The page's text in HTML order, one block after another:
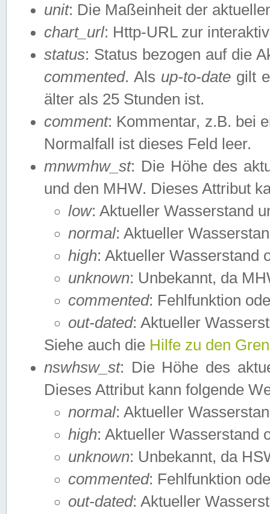
unit: Die Maßeinheit der
chart_url: Http-URL zur
status: Status bezogen auf die
commented. Als up-to-date gilt
älter als 25 Stunden ist.
comment: Kommentar, z.B. bei
Normalfall ist dieses Feld leer.
mnwmhw_st: Die Höhe des
und den MHW. Dieses Attribut
low: Aktueller Wasserstand
normal: Aktueller
high: Aktueller Wasserstand
unknown: Unbekannt, da
commented: Fehlfunktion
out-dated: Aktueller
Siehe auch die Hilfe zu den
nswhsw_st: Die Höhe des
Dieses Attribut kann folgende
normal: Aktueller
high: Aktueller Wasserstand
unknown: Unbekannt, da
commented: Fehlfunktion
out-dated: Aktueller